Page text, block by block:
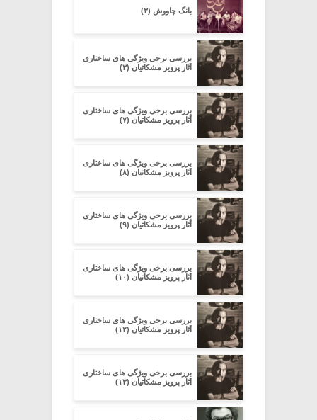
بانگ چاووش (۳)
بررسی برخی ویژگی های ساختاری
آثار پرویز مشکاتیان (۳)
بررسی برخی ویژگی های ساختاری
آثار پرویز مشکاتیان (۷)
بررسی برخی ویژگی های ساختاری
آثار پرویز مشکاتیان (۸)
بررسی برخی ویژگی های ساختاری
آثار پرویز مشکاتیان (۹)
بررسی برخی ویژگی های ساختاری
آثار پرویز مشکاتیان (۱۰)
بررسی برخی ویژگی های ساختاری
آثار پرویز مشکاتیان (۱۲)
بررسی برخی ویژگی های ساختاری
آثار پرویز مشکاتیان (۱۳)